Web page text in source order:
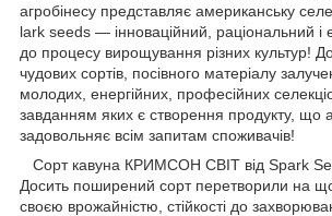
агробінесу представляє американську
lark seeds — інноваційний, раціональний і
до процесу вирощування різних культур!
чудових сортів, посівного матеріалу
молодих, енергійних, професійних
завданням яких є створення продукту, що
задовольняє всім запитам споживачів!
Сорт кавуна КРИМСОН СВІТ від Spark
Досить поширений сорт перетворили на
своєю врожайністю, стійкості до